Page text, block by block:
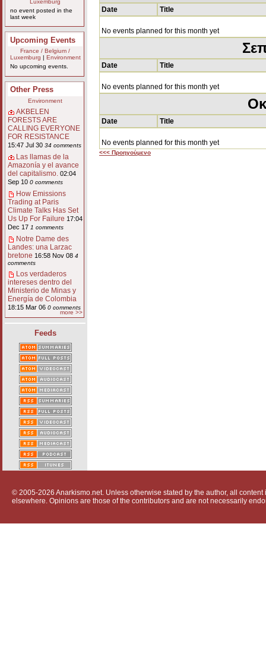
no event posted in the
last week
Upcoming Events
France / Belgium /
Luxemburg
Environment
No upcoming events.
Other Press
Environment
AKBELEN
FORESTS ARE
CALLING EVERYONE
FOR RESISTANCE
15:47 Jul 30 34 comments
Las llamas de la
Amazonía y el avance
del capitalismo. 02:04
Sep 10 0 comments
How Emissions
Trading at Paris
Climate Talks Has Set
Us Up For Failure 17:04
Dec 17 1 comments
Notre Dame des
Landes: una Larzac
bretone 16:58 Nov 08 4
comments
Los verdaderos
intereses dentro del
Ministerio de Minas y
Energía de Colombia
18:15 Mar 06 0 comments
more >>
Feeds
Date Title
No events planned for this month yet
Date Title
No events planned for this month yet
Date Title
No events planned for this month yet
<<< Προηγούμενο
© 2005-2026 Anarkismo.net. Unless otherwise stated by the author, all
elsewhere. Opinions are those of the contributors and are not necessarily